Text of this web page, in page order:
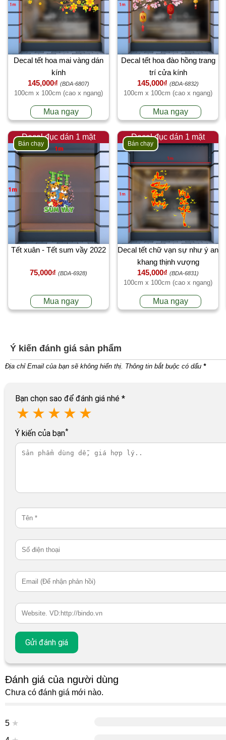
Decal tết hoa mai vàng dán
kính
145,000₫ (BDA-6807)
100cm x 100cm (cao x ngang)
Mua ngay
Decal tết hoa đào hồng trang
trí cửa kính
145,000₫ (BDA-6832)
100cm x 100cm (cao x ngang)
Mua ngay
Decal đục dán 1 mặt
Bán chạy
Tết xuân - Tết sum vầy 2022
75,000₫ (BDA-6928)
Mua ngay
Decal đục dán 1 mặt
Bán chạy
Decal tết chữ vạn sự như ý an
khang thịnh vượng
145,000₫ (BDA-6831)
100cm x 100cm (cao x ngang)
Mua ngay
Ý kiến đánh giá sản phẩm
Địa chỉ Email của bạn sẽ không hiển thị. Thông tin bắt buộc có dấu *
Bạn chọn sao để đánh giá nhé *
★ ★ ★ ★ ★
Ý kiến của bạn*
Đánh giá của người dùng
Chưa có đánh giá mới nào.
5 ★